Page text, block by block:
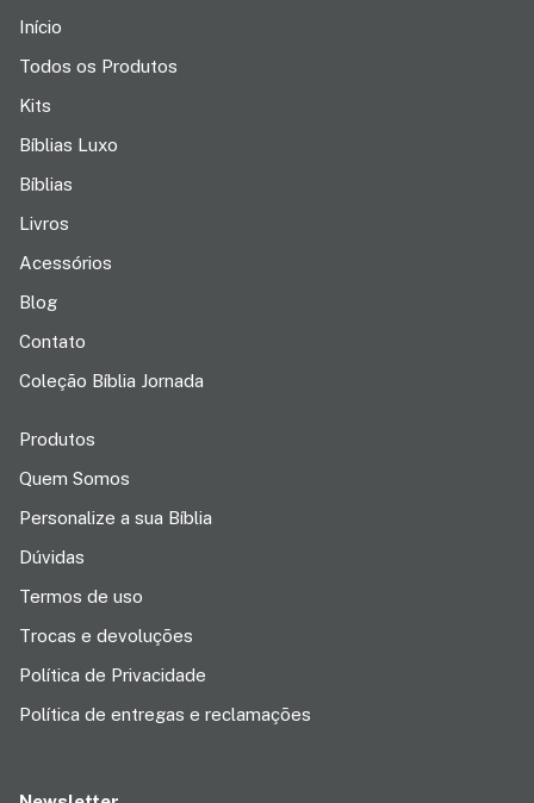
Início
Todos os Produtos
Kits
Bíblias Luxo
Bíblias
Livros
Acessórios
Blog
Contato
Coleção Bíblia Jornada
Produtos
Quem Somos
Personalize a sua Bíblia
Dúvidas
Termos de uso
Trocas e devoluções
Política de Privacidade
Política de entregas e reclamações